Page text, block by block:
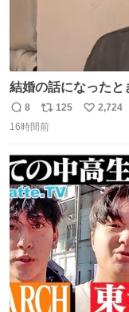
結婚の話になったと
間に一族が潰える」
望は"ある"って答え
えて言葉を選んで、
返
信
8
リ
ポ
ト
数
125
い
数
2,724
16時間前